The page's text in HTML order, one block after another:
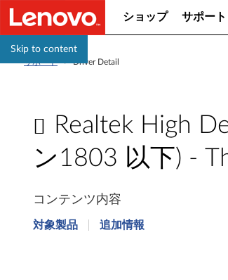
Skip to content
ショップ サポート
サポート >Driver Detail
Realtek High
ン1803 以下) -
e
コンテンツ内容
対象製品 追加情報